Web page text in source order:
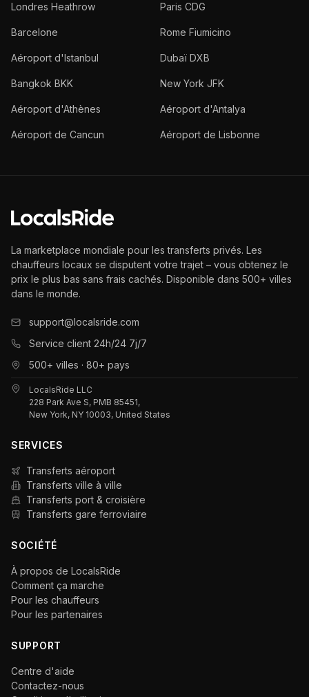
Londres Heathrow Paris CDG
Barcelone Rome Fiumicino
Aéroport d'Istanbul Dubaï DXB
Bangkok BKK New York JFK
Aéroport d'Athènes Aéroport d'Antalya
Aéroport de Cancun Aéroport de Lisbonne
La marketplace mondiale pour les transferts privés. Les
chauffeurs locaux se disputent votre trajet – vous obtenez le
prix le plus bas sans frais cachés. Disponible dans 500+ villes
dans le monde.
support@localsride.com
Service client 24h/24 7j/7
500+ villes · 80+ pays
LocalsRide LLC
228 Park Ave S, PMB 85451,
New York, NY 10003, United States
SERVICES
Transferts aéroport
Transferts ville à ville
Transferts port & croisière
Transferts gare ferroviaire
SOCIÉTÉ
À propos de LocalsRide
Comment ça marche
Pour les chauffeurs
Pour les partenaires
SUPPORT
Centre d'aide
Contactez-nous